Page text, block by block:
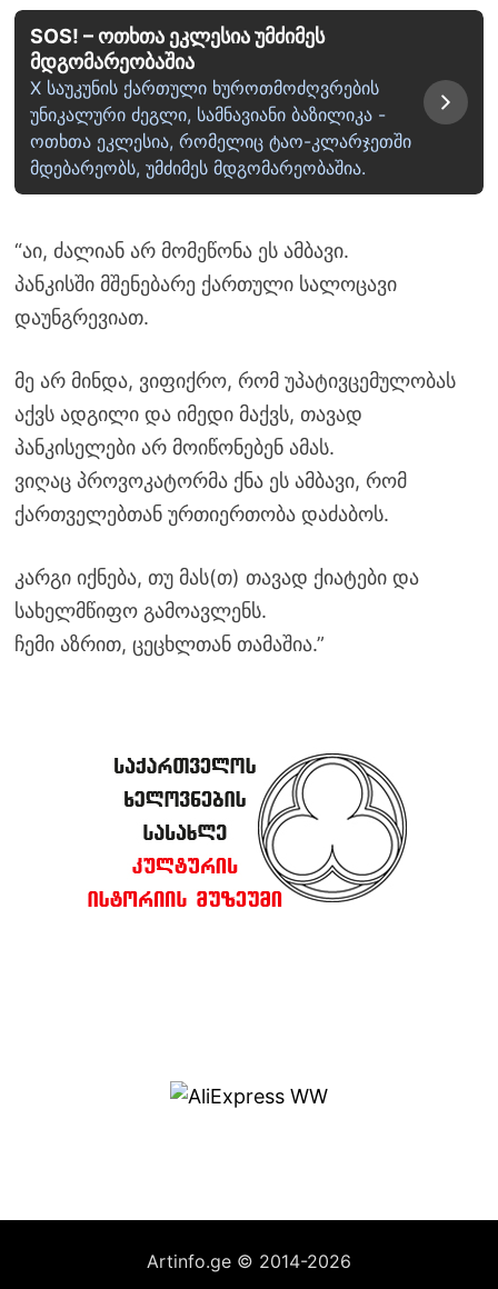
SOS! – ოთხთა ეკლესია უმძიმეს
მდგომარეობაშია
X საუკუნის ქართული ხუროთმოძღვრების
უნიკალური ძეგლი, სამნავიანი ბაზილიკა -
ოთხთა ეკლესია, რომელიც ტაო-კლარჯეთში
მდებარეობს, უმძიმეს მდგომარეობაშია.
“აი, ძალიან არ მომეწონა ეს ამბავი.
პანკისში მშენებარე ქართული სალოცავი
დაუნგრევიათ.
მე არ მინდა, ვიფიქრო, რომ უპატივცემულობას
აქვს ადგილი და იმედი მაქვს, თავად
პანკისელები არ მოიწონებენ ამას.
ვიღაც პროვოკატორმა ქნა ეს ამბავი, რომ
ქართველებთან ურთიერთობა დაძაბოს.
კარგი იქნება, თუ მას(თ) თავად ქიატები და
სახელმწიფო გამოავლენს.
ჩემი აზრით, ცეცხლთან თამაშია.”
Artinfo.ge © 2014-2026